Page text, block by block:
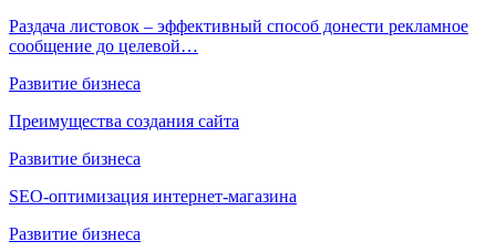
Раздача листовок – эффективный способ донести рекламное
сообщение до целевой…
Развитие бизнеса
Преимущества создания сайта
Развитие бизнеса
SEO-оптимизация интернет-магазина
Развитие бизнеса